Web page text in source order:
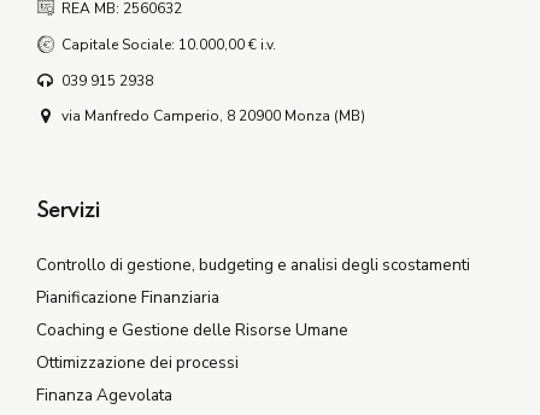
REA MB: 2560632
Capitale Sociale: 10.000,00 € i.v.
039 915 2938
via Manfredo Camperio, 8 20900 Monza (MB)
Servizi
Controllo di gestione, budgeting e analisi degli scostamenti
Pianificazione Finanziaria
Coaching e Gestione delle Risorse Umane
Ottimizzazione dei processi
Finanza Agevolata